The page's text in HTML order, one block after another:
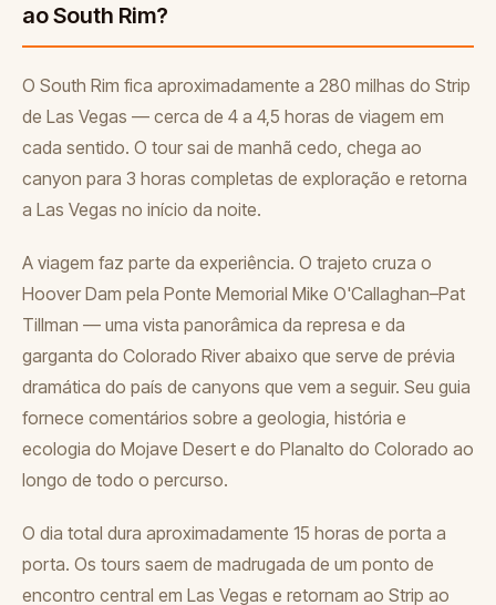
ao South Rim?
O South Rim fica aproximadamente a 280 milhas do Strip
de Las Vegas — cerca de 4 a 4,5 horas de viagem em
cada sentido. O tour sai de manhã cedo, chega ao
canyon para 3 horas completas de exploração e retorna
a Las Vegas no início da noite.
A viagem faz parte da experiência. O trajeto cruza o
Hoover Dam pela Ponte Memorial Mike O'Callaghan–Pat
Tillman — uma vista panorâmica da represa e da
garganta do Colorado River abaixo que serve de prévia
dramática do país de canyons que vem a seguir. Seu guia
fornece comentários sobre a geologia, história e
ecologia do Mojave Desert e do Planalto do Colorado ao
longo de todo o percurso.
O dia total dura aproximadamente 15 horas de porta a
porta. Os tours saem de madrugada de um ponto de
encontro central em Las Vegas e retornam ao Strip ao